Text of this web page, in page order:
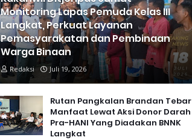
Monitoring Lapas Pemuda Kelas III
Langkat, Perkuat Layanan
Pemasyarakatan dan Pembinaan
Warga Binaan
Redaksi Juli 19, 2026
Rutan Pangkalan Brandan Tebar
Manfaat Lewat Aksi Donor Darah
Pra-HANI Yang Diadakan BNNK
Langkat